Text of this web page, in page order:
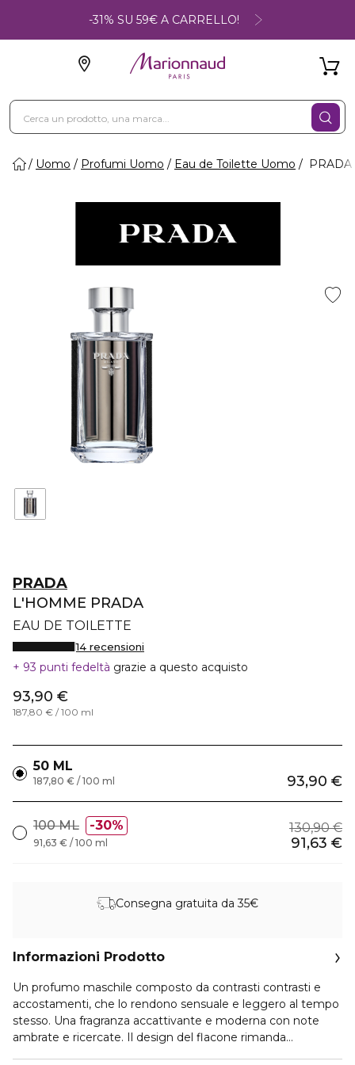
-31% SU 59€ A CARRELLO!
Uomo Profumi Uomo Eau de Toilette Uomo PRADA
PRADA
L'HOMME PRADA
EAU DE TOILETTE
14 recensioni
93 punti fedeltà grazie a questo acquisto
93,90 €
187,80 € / 100 ml
50 ML
93,90 €
187,80 € / 100 ml
100 ML 30% 130,90 €
91,63 €
91,63 € / 100 ml
Consegna gratuita da 35€
Informazioni Prodotto
Un profumo maschile composto da contrasti contrasti e
accostamenti, che lo rendono sensuale e leggero al tempo
stesso. Una fragranza accattivante e moderna con note
ambrate e ricercate. Il design del flacone rimanda